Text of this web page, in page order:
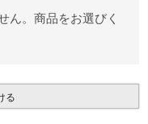
ん。商品をお選びく
る